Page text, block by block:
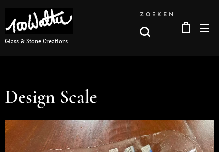
Glass & Stone Creations
ZOEKEN
Design Scale